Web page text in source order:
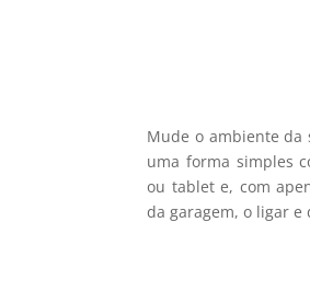
Mude o ambiente da
uma forma simples
ou tablet e, com
da garagem, o ligar e